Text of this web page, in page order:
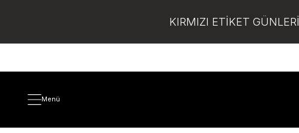
KIRMIZI ETİKET GÜNLERİ
Menü